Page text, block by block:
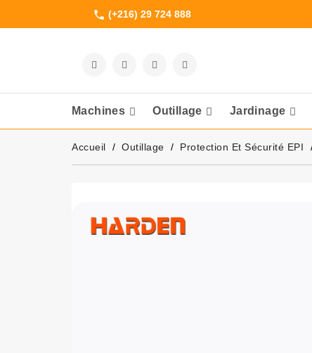
phone (+216) 29 724 888
Machines Outillage Jardinage
Accueil Outillage Protection Et Sécurité EPI